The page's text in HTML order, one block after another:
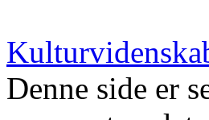
Denne side er